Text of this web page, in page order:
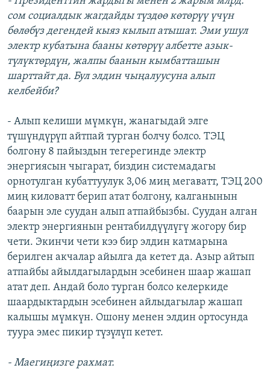
сом социалдык жагдайды түздөө көтөрүү үчүн
бөлөбүз дегендей кыяз кылып атышат. Эми ушул
электр кубатына бааны көтөрүү албетте азык-
түлүктөрдүн, жалпы баанын кымбатташын
шарттайт да. Бул элдин чыңалуусуна алып
келбейби?
- Алып келиши мүмкүн, жанагыдай элге
түшүндүрүп айтпай турган болчу болсо. ТЭЦ
болгону 8 пайыздын тегерегинде электр
энергиясын чыгарат, биздин системадагы
орнотулган кубаттуулук 3,06 миң мегаватт, ТЭЦ 200
миң киловатт берип атат болгону, калганынын
баарын эле суудан алып атпайбызбы. Суудан алган
электр энергиянын рентабилдүүлүгү жогору бир
чети. Экинчи чети кээ бир элдин катмарына
берилген акчалар айылга да кетет да. Азыр айтып
атпайбы айылдагылардын эсебинен шаар жашап
атат деп. Андай боло турган болсо келеркиде
шаардыктардын эсебинен айлыдагылар жашап
калышы мүмкүн. Ошону менен элдин ортосунда
туура эмес пикир түзүлүп кетет.
- Маегиңизге рахмат.